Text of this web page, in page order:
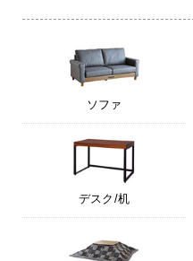
ソファ
デスク/机